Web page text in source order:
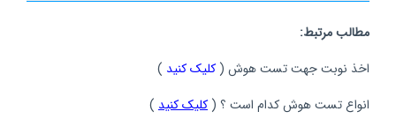
مطالب مرتبط:
اخذ نوبت جهت تست هوش ( کلیک کنید )
انواع تست هوش کدام است ؟ ( کلیک کنید )